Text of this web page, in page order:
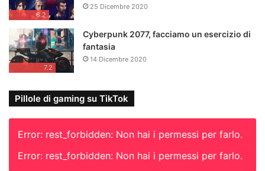
6.2
25 Dicembre 2020
7.2
Cyberpunk 2077, facciamo un esercizio di
fantasia
14 Dicembre 2020
Pillole di gaming su TikTok
Error: rest_forbidden: Non hai i permessi per farlo.
Error: rest_forbidden: Non hai i permessi per farlo.